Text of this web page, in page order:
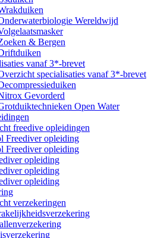
Wereldwijd
& Bergen
vanaf 3*-brevet
specialisaties vanaf 3*-brevet
Gevorderd
Open Water
freedive opleidingen
Freediver opleiding
Freediver opleiding
opleiding
opleiding
opleiding
verzekeringen